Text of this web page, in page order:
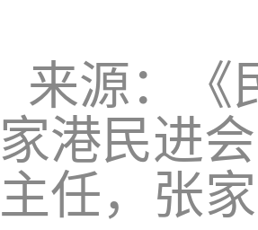
来源：《
家港民进
主任， 张